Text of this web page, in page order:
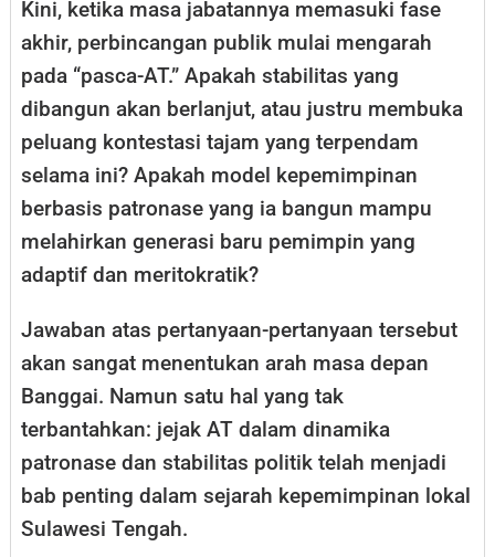
Kini, ketika masa jabatannya memasuki fase
akhir, perbincangan publik mulai mengarah
pada “pasca-AT.” Apakah stabilitas yang
dibangun akan berlanjut, atau justru membuka
peluang kontestasi tajam yang terpendam
selama ini? Apakah model kepemimpinan
berbasis patronase yang ia bangun mampu
melahirkan generasi baru pemimpin yang
adaptif dan meritokratik?
Jawaban atas pertanyaan-pertanyaan tersebut
akan sangat menentukan arah masa depan
Banggai. Namun satu hal yang tak
terbantahkan: jejak AT dalam dinamika
patronase dan stabilitas politik telah menjadi
bab penting dalam sejarah kepemimpinan lokal
Sulawesi Tengah.